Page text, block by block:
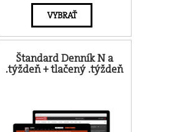
VYBRAŤ
Štandard Denník N a
.týždeň + tlačený .týždeň